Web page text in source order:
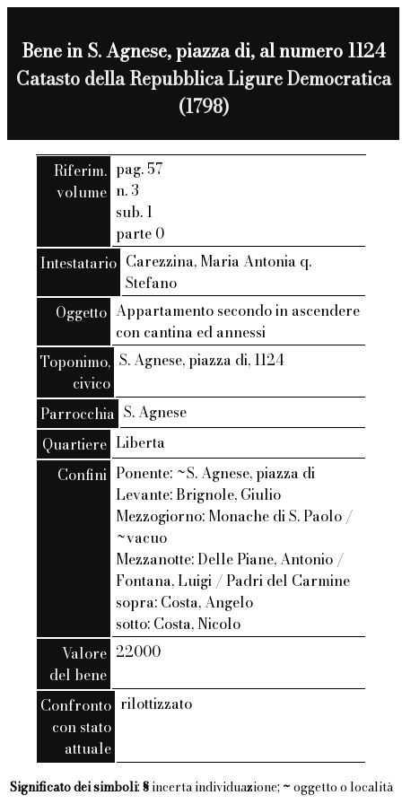
Bene in S. Agnese, piazza di, al numero 1124
Catasto della Repubblica Ligure Democratica
(1798)
Riferim.
volume
pag. 57
n. 3
sub. 1
parte 0
Intestatario Carezzina, Maria Antonia q.
Stefano
Oggetto Appartamento secondo in ascendere
con cantina ed annessi
Toponimo,
civico
S. Agnese, piazza di, 1124
Parrocchia S. Agnese
Quartiere Liberta
Confini Ponente: ~S. Agnese, piazza di
Levante: Brignole, Giulio
Mezzogiorno: Monache di S. Paolo /
~vacuo
Mezzanotte: Delle Piane, Antonio /
Fontana, Luigi / Padri del Carmine
sopra: Costa, Angelo
sotto: Costa, Nicolo
Valore
del bene
22000
Confronto
con stato
attuale
rilottizzato
Significato dei simboli: §incerta individuazione; ~ oggetto o località